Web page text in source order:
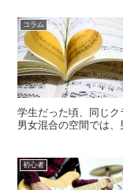
コラム
学生だった頃、同じ
男女混合の空間では、
初心者